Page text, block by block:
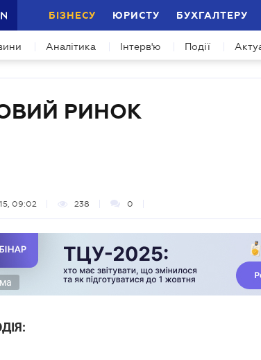
БІЗНЕСУ ЮРИСТУ БУХГАЛТЕРУ
Аналітика Інтерв'ю Події
РИНОК
09:02 238 0